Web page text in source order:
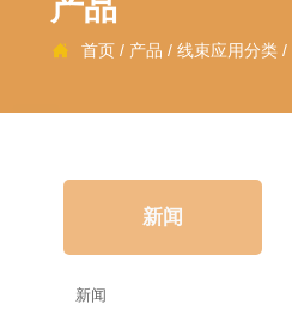
 首页 / 产品 /线束应用分类 /
新闻
新闻